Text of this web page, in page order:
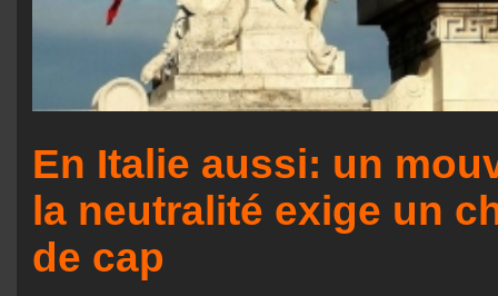
En Italie aussi: un
la neutralité exige un
de cap